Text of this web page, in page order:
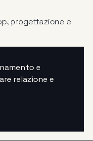
progettazione e
e
relazione e